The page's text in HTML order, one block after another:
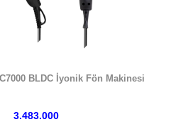
BLDC İyonik Fön Makinesi
3.483.000